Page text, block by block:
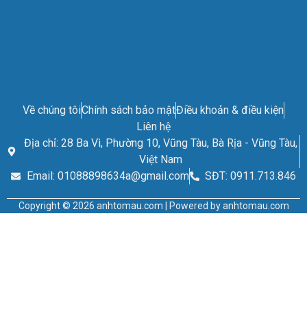
Về chúng tôiChính sách bảo mậtĐiều khoản & điều kiện
Liên hệ
Địa chỉ: 28 Ba Vì, Phường 10, Vũng Tàu, Bà Rịa - Vũng Tàu,
Việt Nam
Email: 01088898634a@gmail.com
SĐT: 0911.713.846
Copyright © 2026 anhtomau.com | Powered by anhtomau.com